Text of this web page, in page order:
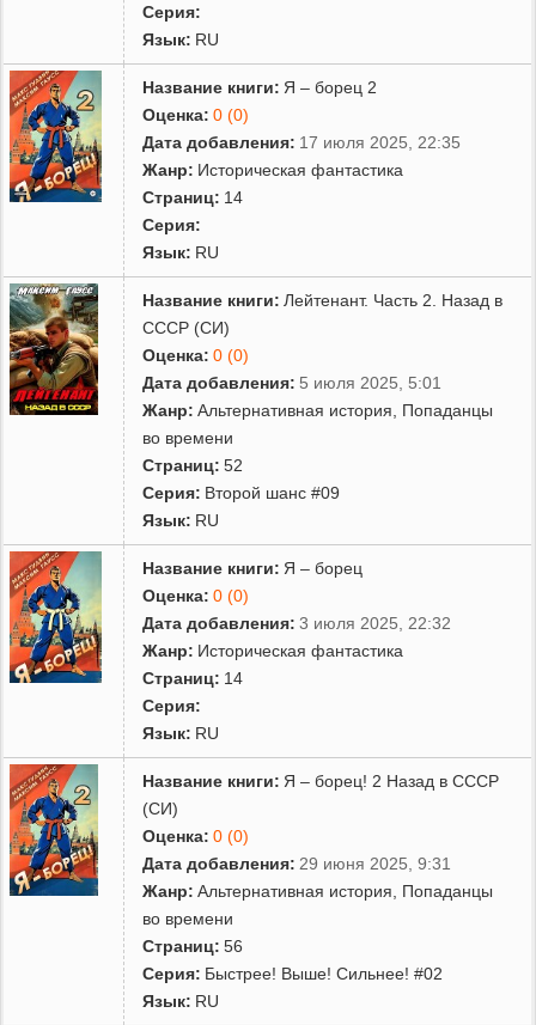
Серия:
Язык: RU
Название книги: Я – борец 2
Оценка: 0 (0)
Дата добавления: 17 июля 2025, 22:35
Жанр: Историческая фантастика
Страниц: 14
Серия:
Язык: RU
Название книги: Лейтенант. Часть 2. Назад в
СССР (СИ)
Оценка: 0 (0)
Дата добавления: 5 июля 2025, 5:01
Жанр: Альтернативная история
Попаданцы
во времени
Страниц: 52
Серия: Второй шанс #09
Язык: RU
Название книги: Я – борец
Оценка: 0 (0)
Дата добавления: 3 июля 2025, 22:32
Жанр: Историческая фантастика
Страниц: 14
Серия:
Язык: RU
Название книги: Я – борец! 2 Назад в СССР
(СИ)
Оценка: 0 (0)
Дата добавления: 29 июня 2025, 9:31
Жанр: Альтернативная история
Попаданцы
во времени
Страниц: 56
Серия: Быстрее! Выше! Сильнее! #02
Язык: RU